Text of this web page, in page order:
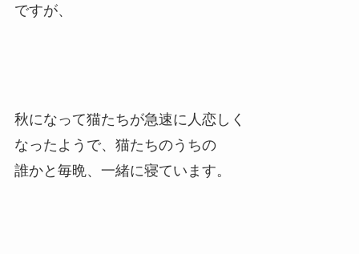
ですが、
秋になって猫たちが急速に人恋しく
なったようで、猫たちのうちの
誰かと毎晩、一緒に寝ています。